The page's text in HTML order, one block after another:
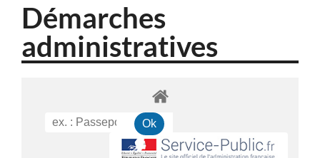
Démarches
administratives